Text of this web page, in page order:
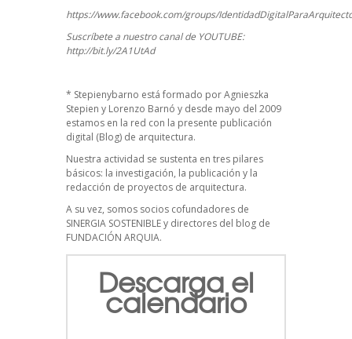
https://www.facebook.com/groups/
Suscríbete a nuestro canal de YOUTUBE:
http://bit.ly/2A1UtAd
* Stepienybarno está formado por Agnieszka
Stepien y Lorenzo Barnó y desde mayo del 2009
estamos en la red con la presente publicación
digital (Blog) de arquitectura.
Nuestra actividad se sustenta en tres pilares
básicos: la investigación, la publicación y la
redacción de proyectos de arquitectura.
A su vez, somos socios cofundadores de
SINERGIA SOSTENIBLEy directores del blog de
FUNDACIÓN ARQUIA.
Descarga el
calendario